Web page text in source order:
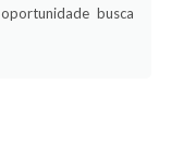
busca